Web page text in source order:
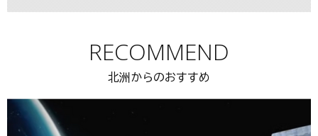
RECOMMEND
北洲からのおすすめ